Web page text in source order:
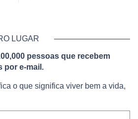
LUGAR
pessoas que recebem
por e-mail.
o que significa viver bem a vida,